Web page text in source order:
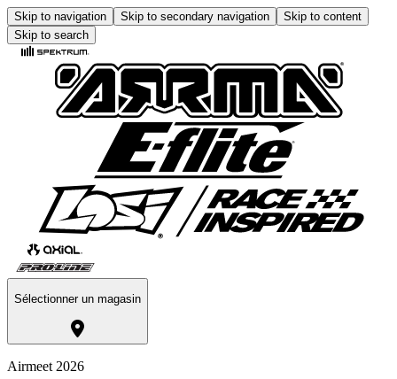
Skip to navigation Skip to secondary navigation
Skip to content
Skip to search
Sélectionner un magasin
Airmeet 2026